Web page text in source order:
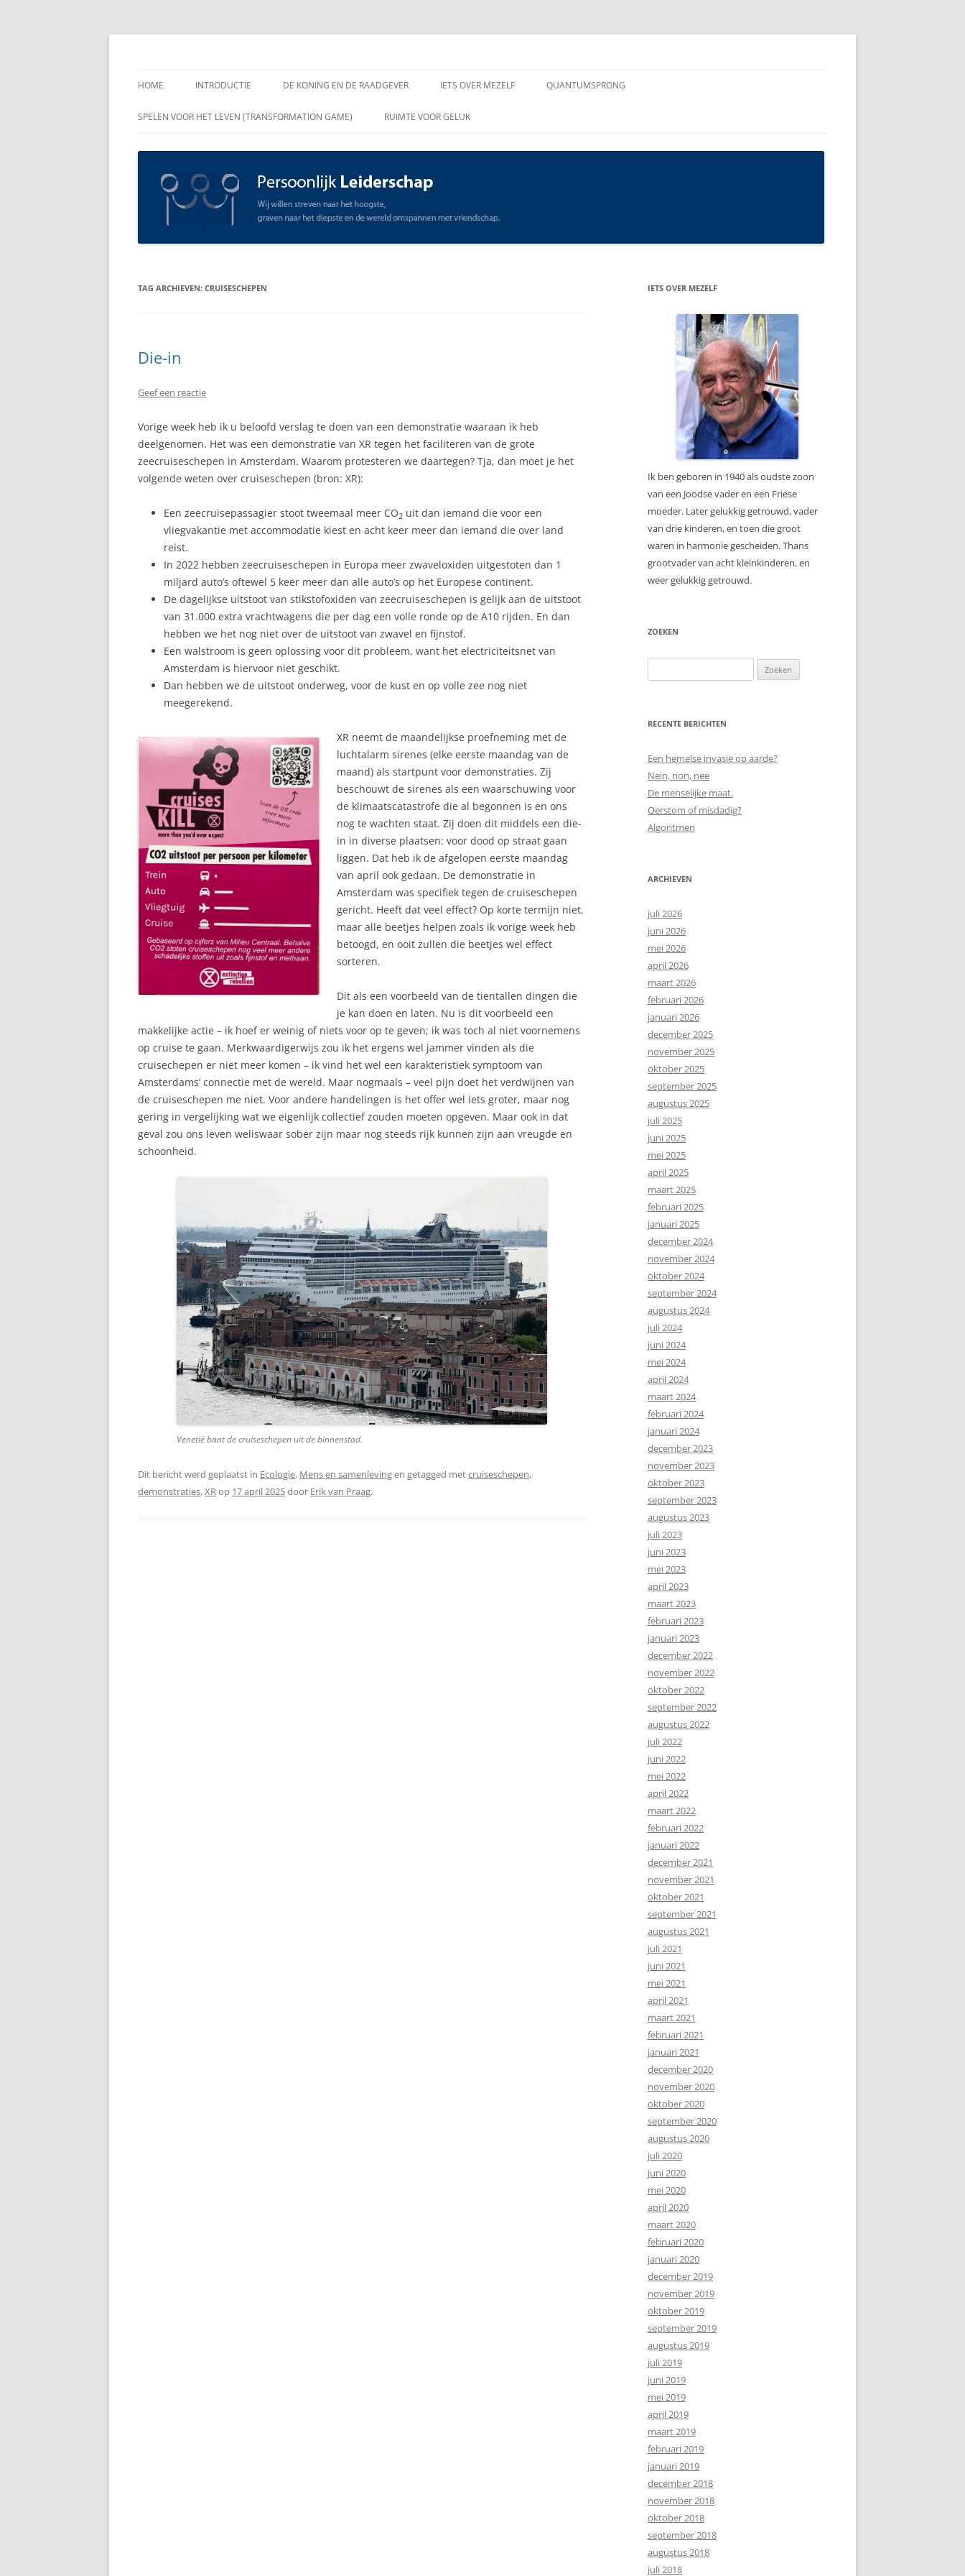
Spring
HOME INTRODUCTIE DE KONING EN DE RAADGEVER
ENKELE VRAGEN AAN DE
LEIDERSCHAP
OPEN COMMUNICATIE
IETS OVER MEZELF QUANTUMSPRONG
SPELEN VOOR HET LEVEN (TRANSFORMATION GAME) RUIMTE VOOR GELUK
TAG ARCHIEVEN: CRUISESCHEPEN
Die-in
Geef een reactie
Vorige week heb ik u beloofd verslag te doen van een demonstratie waaraan ik heb
deelgenomen. Het was een demonstratie van XR tegen het faciliteren van de grote
zeecruiseschepen in Amsterdam. Waarom protesteren we daartegen? Tja, dan moet je het
volgende weten over cruiseschepen (bron: XR):
Een zeecruisepassagier stoot tweemaal meer CO2 uit dan iemand die voor een
vliegvakantie met accommodatie kiest en acht keer meer dan iemand die over land
reist.
In 2022 hebben zeecruiseschepen in Europa meer zwaveloxiden uitgestoten dan 1
miljard auto’s oftewel 5 keer meer dan alle auto’s op het Europese continent.
De dagelijkse uitstoot van stikstofoxiden van zeecruiseschepen is gelijk aan de uitstoot
van 31.000 extra vrachtwagens die per dag een volle ronde op de A10 rijden. En dan
hebben we het nog niet over de uitstoot van zwavel en fijnstof.
Een walstroom is geen oplossing voor dit probleem, want het electriciteitsnet van
Amsterdam is hiervoor niet geschikt.
Dan hebben we de uitstoot onderweg, voor de kust en op volle zee nog niet
meegerekend.
XR neemt de maandelijkse proefneming met de
luchtalarm sirenes (elke eerste maandag van de
maand) als startpunt voor demonstraties. Zij
beschouwt de sirenes als een waarschuwing voor
de klimaatscatastrofe die al begonnen is en ons
nog te wachten staat. Zij doen dit middels een die-
in in diverse plaatsen: voor dood op straat gaan
liggen. Dat heb ik de afgelopen eerste maandag
van april ook gedaan. De demonstratie in
Amsterdam was specifiek tegen de cruiseschepen
gericht. Heeft dat veel effect? Op korte termijn niet,
maar alle beetjes helpen zoals ik vorige week heb
betoogd, en ooit zullen die beetjes wel effect
sorteren.
Dit als een voorbeeld van de tientallen dingen die
je kan doen en laten. Nu is dit voorbeeld een
makkelijke actie – ik hoef er weinig of niets voor op te geven; ik was toch al niet voornemens
op cruise te gaan. Merkwaardigerwijs zou ik het ergens wel jammer vinden als die
cruisechepen er niet meer komen – ik vind het wel een karakteristiek symptoom van
Amsterdams’ connectie met de wereld. Maar nogmaals – veel pijn doet het verdwijnen van
de cruiseschepen me niet. Voor andere handelingen is het offer wel iets groter, maar nog
gering in vergelijking wat we eigenlijk collectief zouden moeten opgeven. Maar ook in dat
geval zou ons leven weliswaar sober zijn maar nog steeds rijk kunnen zijn aan vreugde en
schoonheid.
Venetië bant de cruiseschepen uit de binnenstad.
Dit bericht werd geplaatst in Ecologie, Mens en samenlevingen getagged metcruiseschepen,
demonstraties,XRop 17 april 2025door Erik van Praag.
IETS OVER MEZELF
Ik ben geboren in 1940 als oudste zoon
van een Joodse vader en een Friese
moeder. Later gelukkig getrouwd, vader
van drie kinderen, en toen die groot
waren in harmonie gescheiden. Thans
grootvader van acht kleinkinderen, en
weer gelukkig getrouwd.
ZOEKEN
naar:
RECENTE BERICHTEN
Een hemelse invasie op aarde?
Nein, non, nee
De menselijke maat.
Oerstom of misdadig?
Algoritmen
ARCHIEVEN
juli 2026
juni 2026
mei 2026
april 2026
maart 2026
februari 2026
januari 2026
december 2025
november 2025
oktober 2025
september 2025
augustus 2025
juli 2025
juni 2025
mei 2025
april 2025
maart 2025
februari 2025
januari 2025
december 2024
november 2024
oktober 2024
september 2024
augustus 2024
juli 2024
juni 2024
mei 2024
april 2024
maart 2024
februari 2024
januari 2024
december 2023
november 2023
oktober 2023
september 2023
augustus 2023
juli 2023
juni 2023
mei 2023
april 2023
maart 2023
februari 2023
januari 2023
december 2022
november 2022
oktober 2022
september 2022
augustus 2022
juli 2022
juni 2022
mei 2022
april 2022
maart 2022
februari 2022
januari 2022
december 2021
november 2021
oktober 2021
september 2021
augustus 2021
juli 2021
juni 2021
mei 2021
april 2021
maart 2021
februari 2021
januari 2021
december 2020
november 2020
oktober 2020
september 2020
augustus 2020
juli 2020
juni 2020
mei 2020
april 2020
maart 2020
februari 2020
januari 2020
december 2019
november 2019
oktober 2019
september 2019
augustus 2019
juli 2019
juni 2019
mei 2019
april 2019
maart 2019
februari 2019
januari 2019
december 2018
november 2018
oktober 2018
september 2018
augustus 2018
juli 2018